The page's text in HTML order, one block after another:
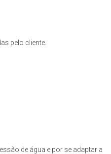
pelo cliente.
de água e por se adaptar a